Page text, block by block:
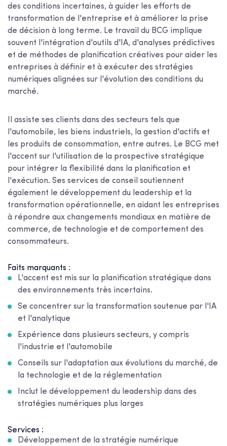
des conditions incertaines, à guider les efforts de
transformation de l'entreprise et à améliorer la prise
de décision à long terme. Le travail du BCG implique
souvent l'intégration d'outils d'IA, d'analyses prédictives
et de méthodes de planification créatives pour aider les
entreprises à définir et à exécuter des stratégies
numériques alignées sur l'évolution des conditions du
marché.
Il assiste ses clients dans des secteurs tels que
l'automobile, les biens industriels, la gestion d'actifs et
les produits de consommation, entre autres. Le BCG met
l'accent sur l'utilisation de la prospective stratégique
pour intégrer la flexibilité dans la planification et
l'exécution. Ses services de conseil soutiennent
également le développement du leadership et la
transformation opérationnelle, en aidant les entreprises
à répondre aux changements mondiaux en matière de
commerce, de technologie et de comportement des
consommateurs.
Faits marquants :
L'accent est mis sur la planification stratégique dans
des environnements très incertains.
Se concentrer sur la transformation soutenue par l'IA
et l'analytique
Expérience dans plusieurs secteurs, y compris
l'industrie et l'automobile
Conseils sur l'adaptation aux évolutions du marché, de
la technologie et de la réglementation
Inclut le développement du leadership dans des
stratégies numériques plus larges
Services :
Développement de la stratégie numérique